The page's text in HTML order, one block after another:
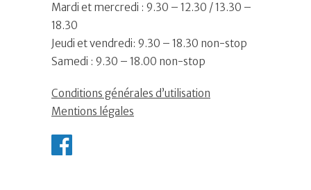
Mardi et mercredi : 9.30 – 12.30 / 13.30 –
18.30
Jeudi et vendredi: 9.30 – 18.30 non-stop
Samedi : 9.30 – 18.00 non-stop
Conditions générales d’utilisation
Mentions légales